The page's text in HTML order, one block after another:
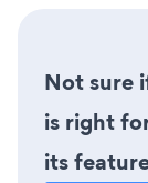
Not sure
is right
its